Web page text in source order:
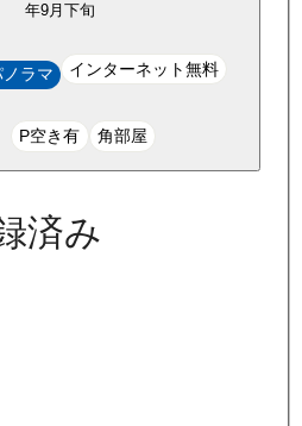
年9月下旬
ラマ インターネット無料
P空き有 角部屋
済み